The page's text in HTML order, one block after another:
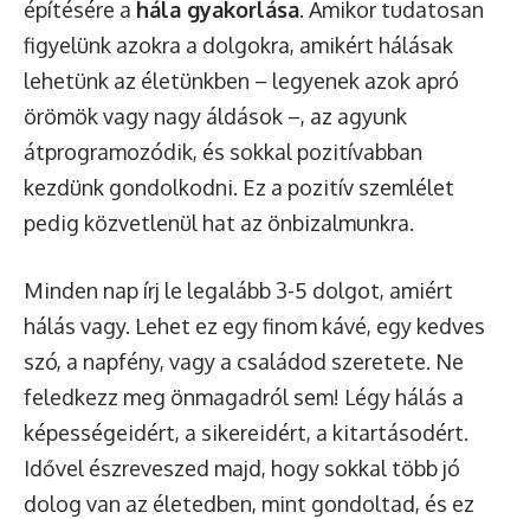
építésére a hála gyakorlása. Amikor tudatosan
figyelünk azokra a dolgokra, amikért hálásak
lehetünk az életünkben – legyenek azok apró
örömök vagy nagy áldások –, az agyunk
átprogramozódik, és sokkal pozitívabban
kezdünk gondolkodni. Ez a pozitív szemlélet
pedig közvetlenül hat az önbizalmunkra.
Minden nap írj le legalább 3-5 dolgot, amiért
hálás vagy. Lehet ez egy finom kávé, egy kedves
szó, a napfény, vagy a családod szeretete. Ne
feledkezz meg önmagadról sem! Légy hálás a
képességeidért, a sikereidért, a kitartásodért.
Idővel észreveszed majd, hogy sokkal több jó
dolog van az életedben, mint gondoltad, és ez